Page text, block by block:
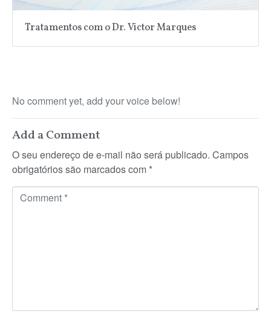
Tratamentos com o Dr. Victor Marques
No comment yet, add your voice below!
Add a Comment
O seu endereço de e-mail não será publicado. Campos
obrigatórios são marcados com *
C